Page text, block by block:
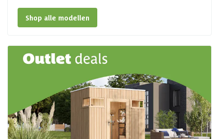
Shop alle modellen